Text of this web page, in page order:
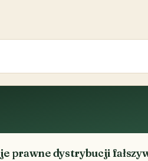
prawne dystrybucji